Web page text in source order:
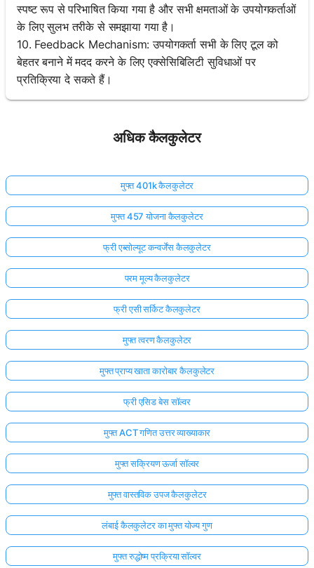
स्पष्ट रूप से परिभाषित किया गया है और सभी क्षमताओं के उपयोगकर्ताओं
के लिए सुलभ तरीके से समझाया गया है।
10. Feedback Mechanism: उपयोगकर्ता सभी के लिए टूल को
बेहतर बनाने में मदद करने के लिए एक्सेसिबिलिटी सुविधाओं पर
प्रतिक्रिया दे सकते हैं।
अधिक कैलकुलेटर
मुफ्त 401k कैलकुलेटर
मुफ्त 457 योजना कैलकुलेटर
फ्री एब्सोल्यूट कन्वर्जेंस कैलकुलेटर
परम मूल्य कैलकुलेटर
फ्री एसी सर्किट कैलकुलेटर
मुफ्त त्वरण कैलकुलेटर
मुफ्त प्राप्य खाता कारोबार कैलकुलेटर
फ्री एसिड बेस सॉल्वर
मुफ्त ACT गणित उत्तर व्याख्याकार
मुफ्त सक्रियण ऊर्जा सॉल्वर
मुफ्त वास्तविक उपज कैलकुलेटर
लंबाई कैलकुलेटर का मुफ्त योज्य गुण
मुफ्त रुद्धोष्म प्रक्रिया सॉल्वर